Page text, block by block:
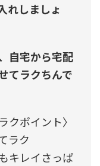
れしましょ
自宅から宅配
てラクちんで
クポイント〉
ラク
キレイさっぱ